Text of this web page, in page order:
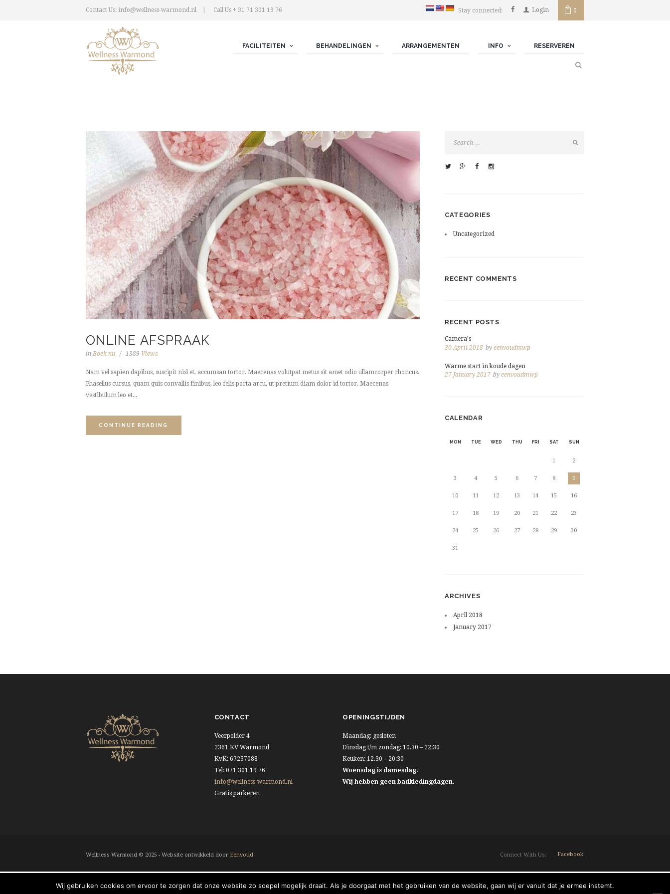
Contact Us: info@wellness-warmond.nl Call Us + 31 71 301 19 76 Login 0 ­
Stay connected:
FACILITEITEN BEHANDELINGEN ARRANGEMENTEN INFO RESERVEREN
ONLINE AFSPRAAK
in Boek nu 1389 Views
Nam vel sapien dapibus, suscipit nisl et, accumsan tortor. Maecenas volutpat metus sit amet odio ullamcorper rhoncus.
Phasellus cursus, quam quis convallis finibus, leo felis porta arcu, ut pretium diam dolor id tortor. Maecenas
vestibulum leo et...
CONTINUE READING
CATEGORIES
Uncategorized
RECENT COMMENTS
RECENT POSTS
Camera's
30 April 2018 by eenvoudmwp
Warme start in koude dagen
27 January 2017 by eenvoudmwp
CALENDAR
MON TUE WED THU FRI SAT SUN
1 2
3 4 5 6 7 8 9
10 11 12 13 14 15 16
17 18 19 20 21 22 23
24 25 26 27 28 29 30
31
ARCHIVES
April 2018
January 2017
CONTACT
Veerpolder 4
2361 KV Warmond
KvK: 67237088
Tel: 071 301 19 76
info@wellness-warmond.nl
Gratis parkeren
OPENINGSTIJDEN
Maandag: gesloten
Dinsdag t/m zondag: 10.30 – 22:30
Keuken: 12.30 – 20:30
Woensdag is damesdag.
Wij hebben geen badkledingdagen.
Facebook
Connect With Us:
Wellness Warmond © 2025 - Website ontwikkeld door Eenvoud
Wij gebruiken cookies om ervoor te zorgen dat onze website zo soepel mogelijk draait. Als je doorgaat met het gebruiken van de website, gaan wij er vanuit dat je ermee instemt.